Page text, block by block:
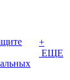
+
ЕЩЕ